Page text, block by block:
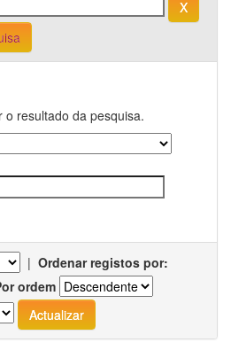
o resultado da pesquisa.
| Ordenar registos por:
ordem